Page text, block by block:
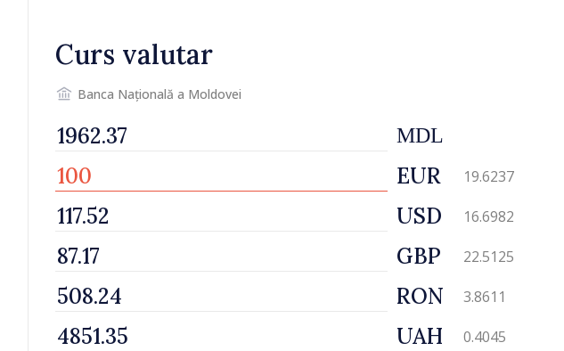
Curs valutar
Banca Națională a Moldovei
MDL
EUR 19.6237
USD 16.6982
GBP 22.5125
RON 3.8611
UAH 0.4045